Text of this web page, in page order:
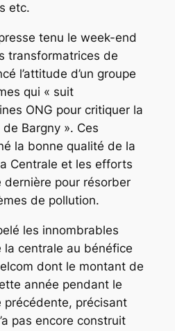
etc.
tenu le week-end
transformatrices de
l’attitude d’un groupe
qui « suit
ONG pour critiquer la
Bargny ». Ces
la bonne qualité de la
Centrale et les efforts
pour résorber
de pollution.
les innombrables
la centrale au bénéfice
dont le montant de
année pendant le
précédente, précisant
pas encore construit